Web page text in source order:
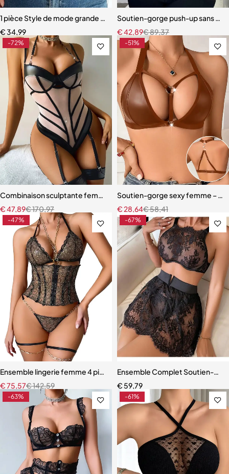
1 pièce Style de mode grande taille 1XL-4XL soutiens-gorge Sexy
€34,99
Soutien-gorge push-up sans fil
€89,37
€42,89
-72%
Combinaison sculptante femme – Maille et cuir PU avec chaîne
€170,97
€47,89
-51%
Soutien-gorge sexy femme – 1
€58,41
€28,64
-47%
Ensemble lingerie femme 4 pièces – Broderie raffinée et chaînes
€142,59
€75,57
-67%
Ensemble Complet Soutien-
€ 59,79
-63% -61%